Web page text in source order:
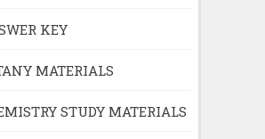
KEY
MATERIALS
STUDY MATERIALS